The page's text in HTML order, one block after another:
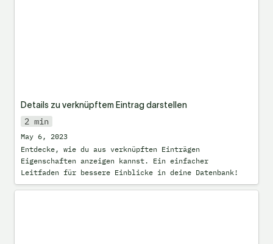
Details zu verknüpftem Eintrag darstellen
2 min
May 6, 2023
Entdecke, wie du aus verknüpften Einträgen
Eigenschaften anzeigen kannst. Ein einfacher
Leitfaden für bessere Einblicke in deine Datenbank!